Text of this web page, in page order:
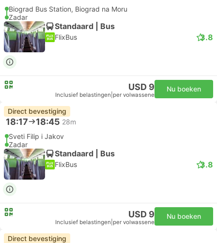
Biograd Bus Station, Biograd na Moru
Zadar
Standaard | Bus
FlixBus 3.8
USD 9
Inclusief belastingen per volwassene
Nu boeken
Direct bevestiging
18:17 18:45 28m
Sveti Filip i Jakov
Zadar
Standaard | Bus
FlixBus 3.8
USD 9
Inclusief belastingen per volwassene
Nu boeken
Direct bevestiging